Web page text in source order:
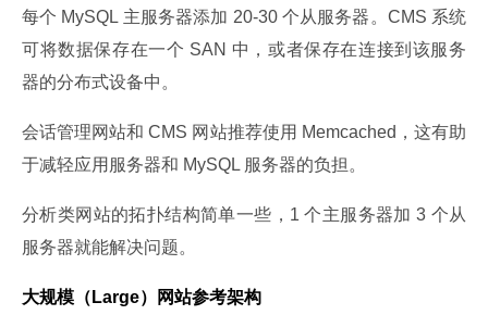
每个 MySQL 主服务器添加 20-30 个从服务器。CMS 系统
可将数据保存在一个 SAN 中，或者保存在连接到该服务
器的分布式设备中。
会话管理网站和 CMS 网站推荐使用 Memcached，这有助
于减轻应用服务器和 MySQL 服务器的负担。
分析类网站的拓扑结构简单一些，1 个主服务器加 3 个从
服务器就能解决问题。
大规模（Large）网站参考架构